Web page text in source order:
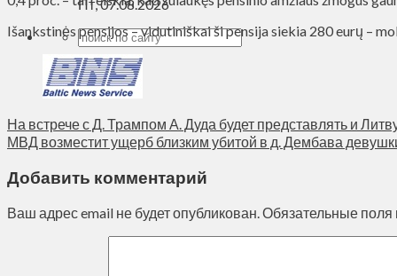
Пт, 07.08.2026
Išankstinės pensijos – vidutiniškai ši pensija siekia 280 eurų –
На встрече с Д. Трампом А. Дуда будет представлять и
МВД возместит ущерб близким убитой в д. Дембава
Добавить комментарий
Ваш адрес email не будет опубликован.Обязательные